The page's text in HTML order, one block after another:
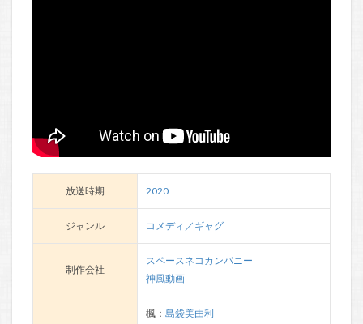
放送時期 2020
ジャンル コメディ／ギャグ
制作会社
スペースネコカンパニー
神風動画
楓： 島袋美由利